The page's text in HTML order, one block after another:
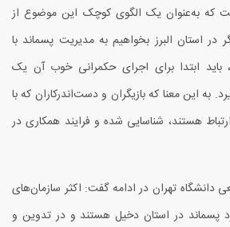
که به‌عنوان یک الگوی کوچک این موضوع از
در استان البرز بخواهیم به مدیریت پسماند با
باید ابتدا برای اجرای حکمرانی خوب آن یک
به این معنا که بازیگران و دست‌اندرکاران که با
هستند، شناسایی شده و فرایند همکاری در
دانشگاه تهران در ادامه گفت: اکثر سازمان‌های
پسماند در استان دخیل هستند و در تدوین و